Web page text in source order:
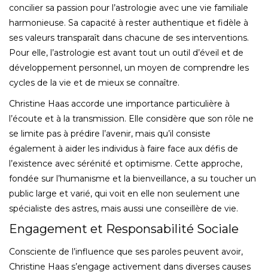
concilier sa passion pour l’astrologie avec une vie familiale
harmonieuse. Sa capacité à rester authentique et fidèle à
ses valeurs transparaît dans chacune de ses interventions.
Pour elle, l’astrologie est avant tout un outil d’éveil et de
développement personnel, un moyen de comprendre les
cycles de la vie et de mieux se connaître.
Christine Haas accorde une importance particulière à
l’écoute et à la transmission. Elle considère que son rôle ne
se limite pas à prédire l’avenir, mais qu’il consiste
également à aider les individus à faire face aux défis de
l’existence avec sérénité et optimisme. Cette approche,
fondée sur l’humanisme et la bienveillance, a su toucher un
public large et varié, qui voit en elle non seulement une
spécialiste des astres, mais aussi une conseillère de vie.
Engagement et Responsabilité Sociale
Consciente de l’influence que ses paroles peuvent avoir,
Christine Haas s’engage activement dans diverses causes